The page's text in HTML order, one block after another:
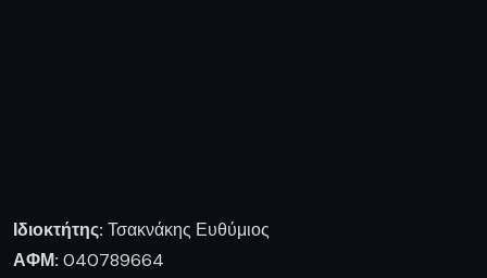
Ιδιοκτήτης: Τσακνάκης Ευθύμιος
ΑΦΜ: 040789664